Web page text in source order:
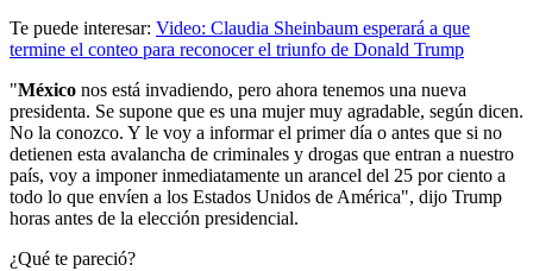
Te puede interesar: Video: Claudia Sheinbaum esperará a que
termine el conteo para reconocer el triunfo de Donald Trump
"México nos está invadiendo, pero ahora tenemos una nueva
presidenta. Se supone que es una mujer muy agradable, según dicen.
No la conozco. Y le voy a informar el primer día o antes que si no
detienen esta avalancha de criminales y drogas que entran a nuestro
país, voy a imponer inmediatamente un arancel del 25 por ciento a
todo lo que envíen a los Estados Unidos de América", dijo Trump
horas antes de la elección presidencial.
¿Qué te pareció?